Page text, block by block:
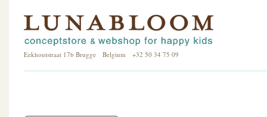
Eekhoutstraat 17b Brugge Belgium +32 50 34 75 09